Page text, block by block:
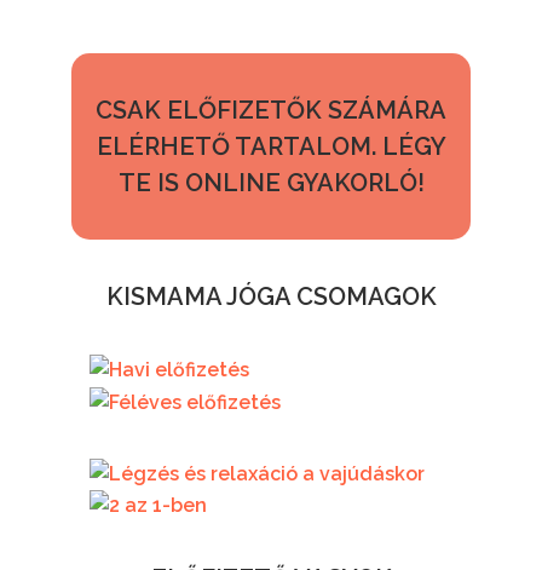
CSAK ELŐFIZETŐK SZÁMÁRA
ELÉRHETŐ TARTALOM. LÉGY
TE IS ONLINE GYAKORLÓ!
KISMAMA JÓGA CSOMAGOK
7.500.- / HÓ
RÉSZLETEK